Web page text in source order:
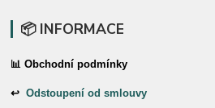
📦 INFORMACE
📊 Obchodní podmínky
↩Odstoupení od smlouvy